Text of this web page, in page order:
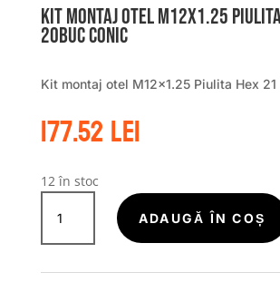
Kit montaj otel M12x1.25 Piulita
20buc Conic
Kit montaj otel M12x1.25 Piulita Hex
177.52lei
12 în stoc
Cantitate
montaj
ADAUGĂ ÎN COȘ